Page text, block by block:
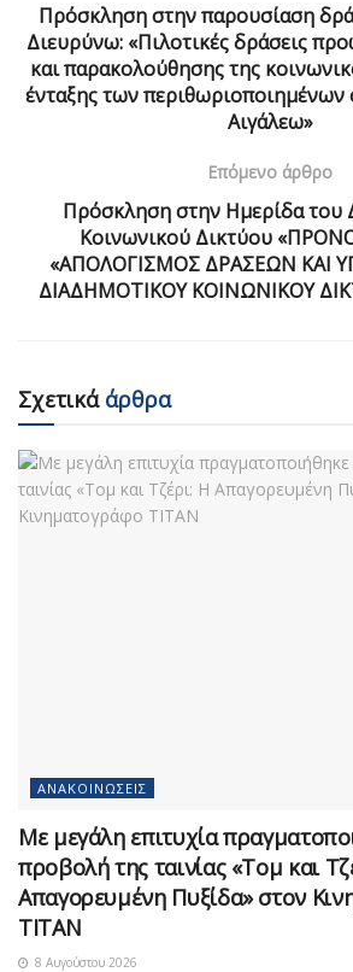
Πρόσκληση στην παρουσίαση
Διευρύνω: «Πιλοτικές δράσεις
και παρακολούθησης της
ένταξης των
Αιγάλεω»
Επόμενο άρθρο
Πρόσκληση στην Ημερίδα του
Κοινωνικού Δικτύου
«ΑΠΟΛΟΓΙΣΜΟΣ ΔΡΑΣΕΩΝ ΚΑΙ
ΔΙΑΔΗΜΟΤΙΚΟΥ ΚΟΙΝΩΝΙΚΟΥ
Σχετικάάρθρα
ΑΝΑΚΟΙΝΏΣΕΙΣ
Με μεγάλη επιτυχία
προβολή της ταινίας «Τομ και
Απαγορευμένη Πυξίδα» στον
ΤΙΤΑΝ
8 Αυγούστου 2026